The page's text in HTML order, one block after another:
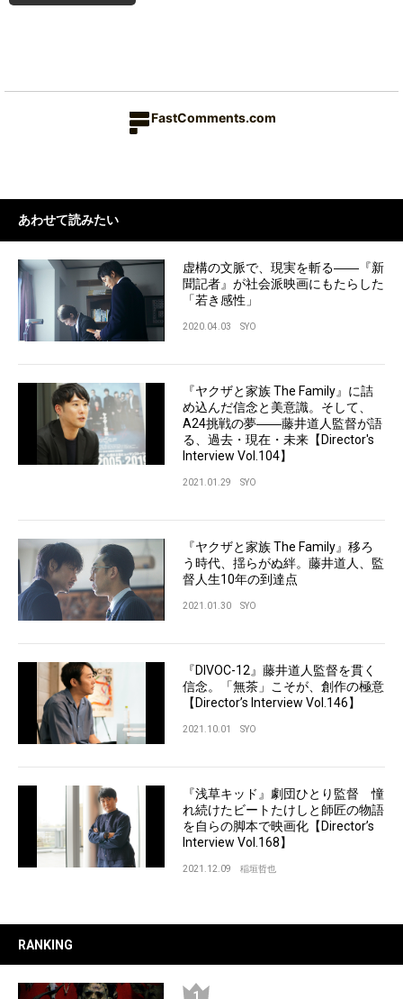
FastComments.com
あわせて読みたい
虚構の文脈で、現実を斬る――『新
聞記者』が社会派映画にもたらした
「若き感性」
2020.04.03 SYO
『ヤクザと家族 The Family』に詰
め込んだ信念と美意識。そして、
A24挑戦の夢――藤井道人監督が語
る、過去・現在・未来【Director's
Interview Vol.104】
2021.01.29 SYO
『ヤクザと家族 The Family』移ろ
う時代、揺らがぬ絆。藤井道人、監
督人生10年の到達点
2021.01.30 SYO
『DIVOC-12』藤井道人監督を貫く
信念。「無茶」こそが、創作の極意
【Director’s Interview Vol.146】
2021.10.01 SYO
『浅草キッド』劇団ひとり監督 憧
れ続けたビートたけしと師匠の物語
を自らの脚本で映画化【Director’s
Interview Vol.168】
2021.12.09 稲垣哲也
RANKING